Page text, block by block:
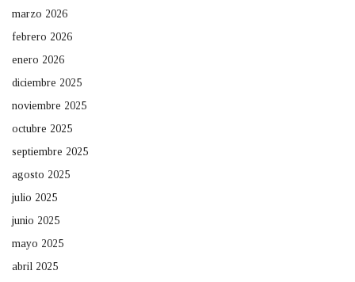
marzo 2026
febrero 2026
enero 2026
diciembre 2025
noviembre 2025
octubre 2025
septiembre 2025
agosto 2025
julio 2025
junio 2025
mayo 2025
abril 2025